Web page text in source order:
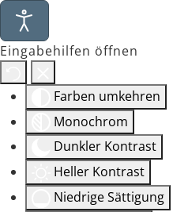
Eingabehilfen öffnen
Farben umkehren
Monochrom
Dunkler Kontrast
Heller Kontrast
Niedrige Sättigung